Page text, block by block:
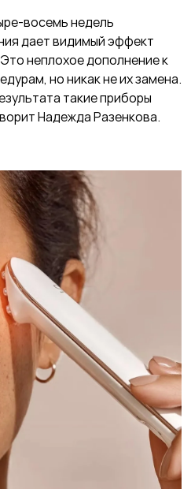
восемь недель
дает видимый эффект
неплохое дополнение к
но никак не их замена.
такие приборы
Надежда Разенкова.